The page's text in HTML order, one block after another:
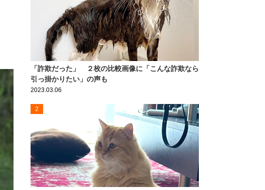
「詐欺だった」 ２枚の比較画像に「こんな詐欺なら
引っ掛かりたい」の声も
2023.03.06
2